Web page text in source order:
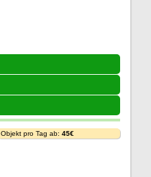
Objekt pro Tag ab: 45€